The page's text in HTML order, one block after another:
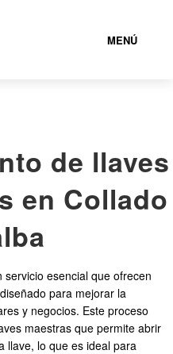
MENÚ
BARATOS
de llaves
en Collado
esencial que ofrecen
para mejorar la
y negocios. Este proceso
maestras que permite abrir
llave, lo que es ideal para